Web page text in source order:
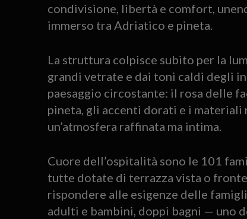
condivisione, libertà e comfort,
immerso tra Adriatico e pineta.
La struttura colpisce subito per la
grandi vetrate e dai toni caldi degli
paesaggio circostante: il rosa delle
pineta, gli accenti dorati e i
un’atmosfera raffinata ma intima.
Cuore dell’ospitalità sono le 101
tutte dotate di terrazza vista o fronte
rispondere alle esigenze delle
adulti e bambini, doppi bagni — uno